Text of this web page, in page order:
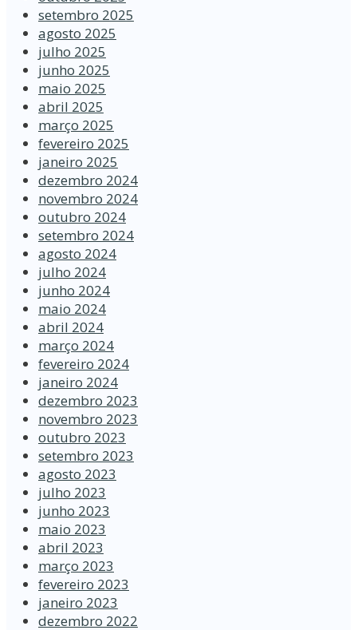
setembro 2025
agosto 2025
julho 2025
junho 2025
maio 2025
abril 2025
março 2025
fevereiro 2025
janeiro 2025
dezembro 2024
novembro 2024
outubro 2024
setembro 2024
agosto 2024
julho 2024
junho 2024
maio 2024
abril 2024
março 2024
fevereiro 2024
janeiro 2024
dezembro 2023
novembro 2023
outubro 2023
setembro 2023
agosto 2023
julho 2023
junho 2023
maio 2023
abril 2023
março 2023
fevereiro 2023
janeiro 2023
dezembro 2022